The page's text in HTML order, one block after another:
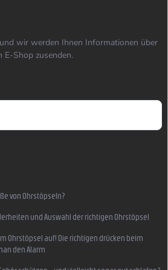
wir werden Ihnen Informationen über
E-Shop zusenden.
von Ohrstöpseln?
und Auswahl der richtigen Ohrstöpsel
Ohrstöpsel auf! Die richtigen drücken beim
den Alarm